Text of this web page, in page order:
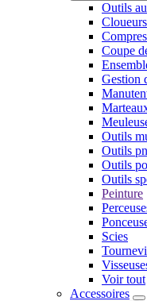
Outils
Coupe
Gestion
Outils
Outils
Outils
Outils
Peinture
Scies
Voir tout
Accessoires